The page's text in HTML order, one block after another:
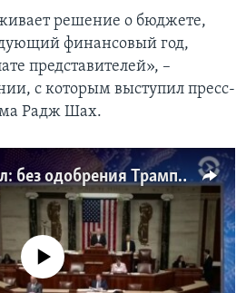
решение о бюджете,
финансовый год,
представителей», –
с которым выступил пресс-
Радж Шах.
Митч Макконнелл: без одобрения Трампа – голосования не будет
currently available